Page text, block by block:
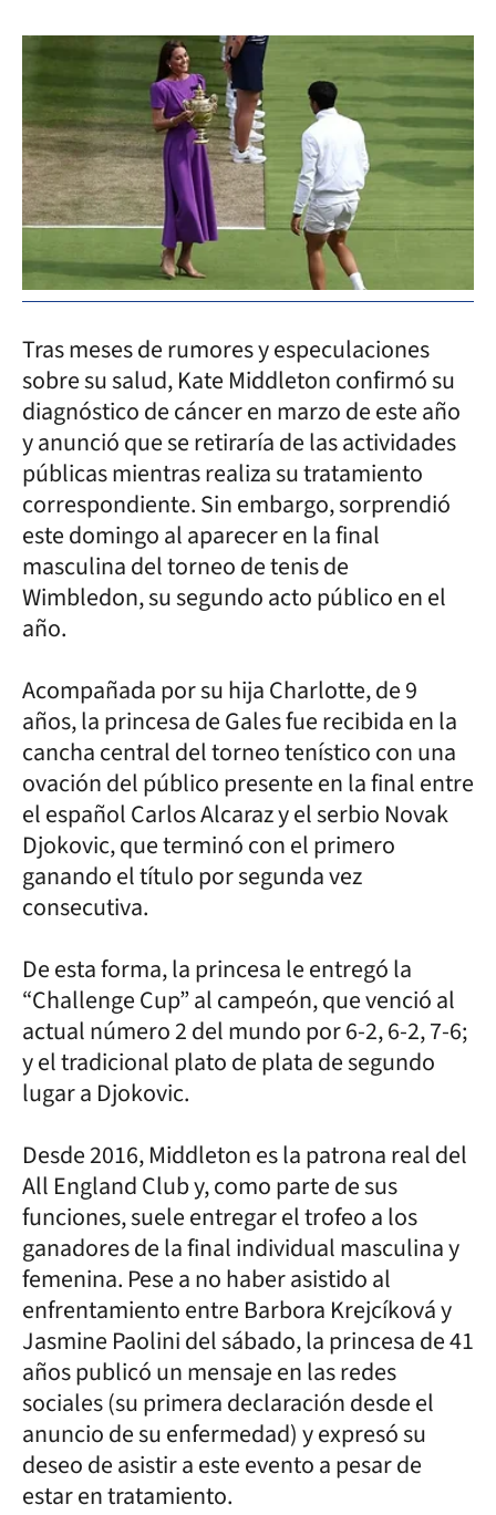
Tras meses de rumores y especulaciones
sobre su salud, Kate Middleton confirmó su
diagnóstico de cáncer en marzo de este año
y anunció que se retiraría de las actividades
públicas mientras realiza su tratamiento
correspondiente. Sin embargo, sorprendió
este domingo al aparecer en la final
masculina del torneo de tenis de
Wimbledon, su segundo acto público en el
año.
Acompañada por su hija Charlotte, de 9
años, la princesa de Gales fue recibida en la
cancha central del torneo tenístico con una
ovación del público presente en la final entre
el español Carlos Alcaraz y el serbio Novak
Djokovic, que terminó con el primero
ganando el título por segunda vez
consecutiva.
De esta forma, la princesa le entregó la
“Challenge Cup” al campeón, que venció al
actual número 2 del mundo por 6-2, 6-2, 7-6;
y el tradicional plato de plata de segundo
lugar a Djokovic.
Desde 2016, Middleton es la patrona real del
All England Club y, como parte de sus
funciones, suele entregar el trofeo a los
ganadores de la final individual masculina y
femenina. Pese a no haber asistido al
enfrentamiento entre Barbora Krejcíková y
Jasmine Paolini del sábado, la princesa de 41
años publicó un mensaje en las redes
sociales (su primera declaración desde el
anuncio de su enfermedad) y expresó su
deseo de asistir a este evento a pesar de
estar en tratamiento.